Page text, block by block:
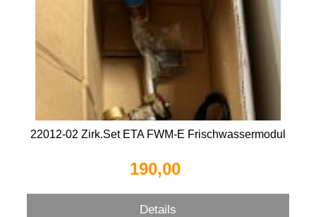
22012-02 Zirk.Set ETA FWM-E Frischwassermodul
190,00 
Details